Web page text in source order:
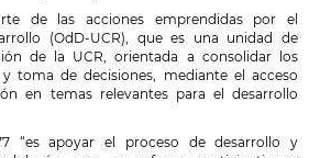
de las acciones emprendidas por el
(OdD-UCR), que es una unidad de
de la UCR, orientada a consolidar los
toma de decisiones, mediante el acceso
en temas relevantes para el desarrollo
“es apoyar el proceso de desarrollo y